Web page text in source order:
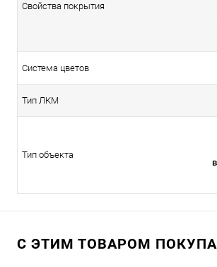
Свойства покрытия
Система цветов
Тип ЛКМ
Тип объекта
С ЭТИМ ТОВАРОМ